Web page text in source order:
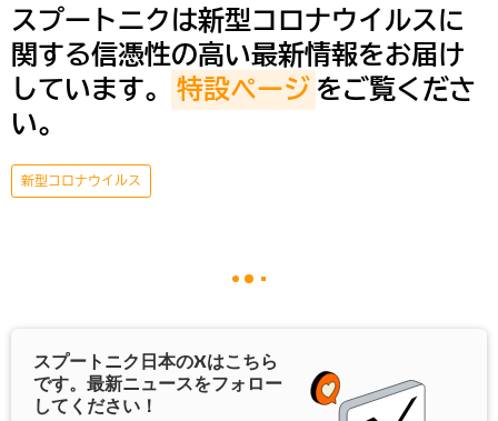
スプートニクは新型コロナウイルスに
関する信憑性の高い最新情報をお届け
しています。 特設ページをご覧くださ
い。
新型コロナウイルス
スプートニク日本のXはこちら
です。最新ニュースをフォロー
してください！